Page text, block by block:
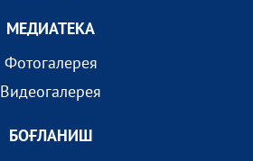
МEДИАТEКА
Фотогалерея
Видеогалерея
БОҒЛАНИШ